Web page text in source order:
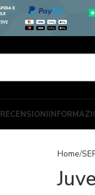
RECENSIONI
Home